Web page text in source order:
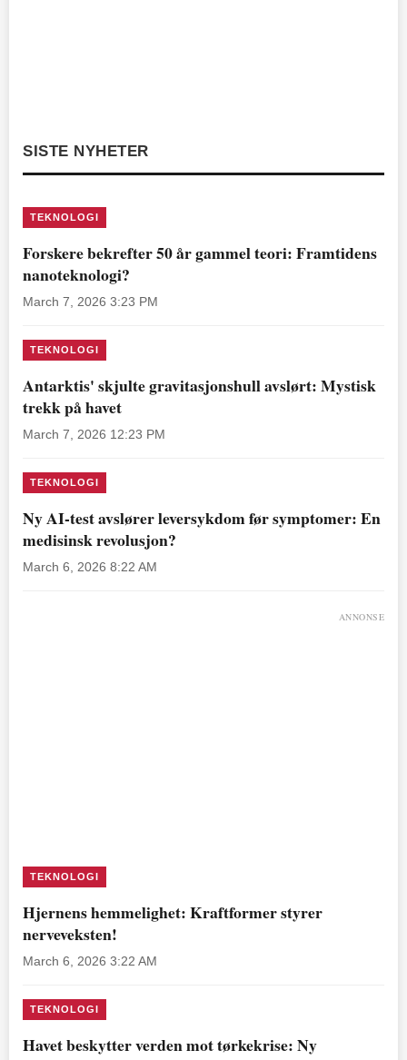
SISTE NYHETER
TEKNOLOGI
Forskere bekrefter 50 år gammel teori: Framtidens
nanoteknologi?
March 7, 2026 3:23 PM
TEKNOLOGI
Antarktis' skjulte gravitasjonshull avslørt: Mystisk
trekk på havet
March 7, 2026 12:23 PM
TEKNOLOGI
Ny AI-test avslører leversykdom før symptomer: En
medisinsk revolusjon?
March 6, 2026 8:22 AM
ANNONSE
TEKNOLOGI
Hjernens hemmelighet: Kraftformer styrer
nerveveksten!
March 6, 2026 3:22 AM
TEKNOLOGI
Havet beskytter verden mot tørkekrise: Ny